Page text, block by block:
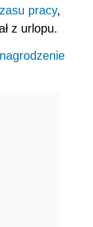
pracy,
z urlopu.